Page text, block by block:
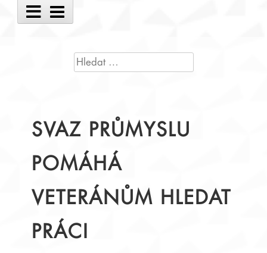
Main
Menu
VYHLEDÁVÁNÍ
SVAZ PRŮMYSLU
POMÁHÁ
VETERÁNŮM HLEDAT
PRÁCI